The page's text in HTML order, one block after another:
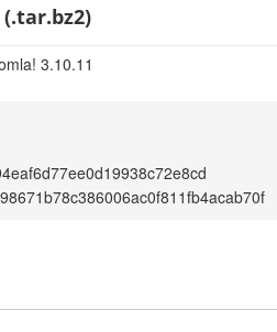
(.tar.bz2)
3.10.11